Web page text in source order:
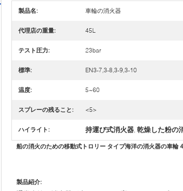
製品名: 車輪の消火器
代理店の重量: 45L
テスト圧力: 23bar
標準: EN3-7,3-8,3-9,3-10
温度: 5~60
スプレーの残ること: <5>
ハイライト: 持運び式消火器, 乾燥した粉の
船の消火のための移動式トロリー タイプ海洋の消火器の車輪
製品紹介: